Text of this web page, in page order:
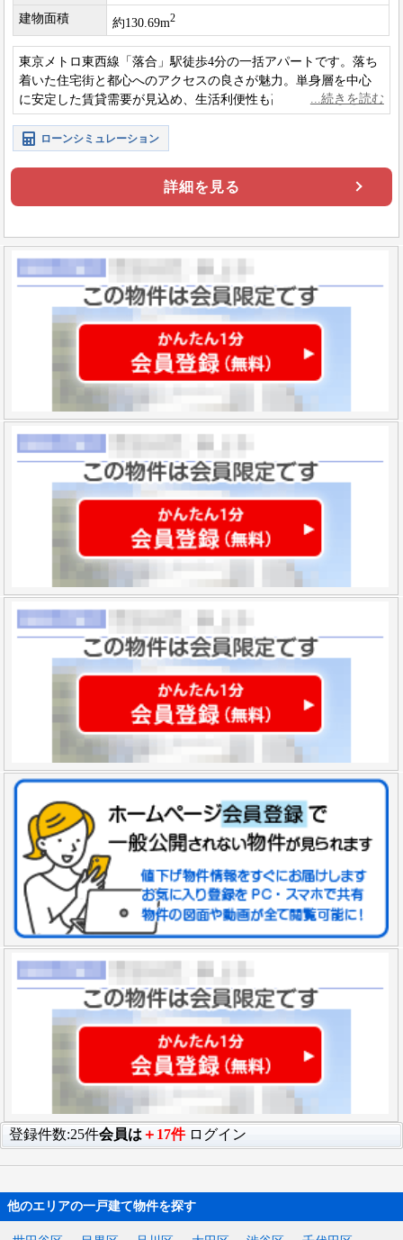
建物面積 約130.69m2
東京メトロ東西線「落合」駅徒歩4分の一括アパートです。落ち
着いた住宅街と都心へのアクセスの良さが魅力。単身層を中心
に安定した賃貸需要が見込め、生活利便性も高く、空室リスク
を抑えながら長期的に安定収益が期待できそうです。
ローンシミュレーション
詳細を見る
登録件数:25件会員は ＋17件 ログイン
他のエリアの一戸建て物件を探す